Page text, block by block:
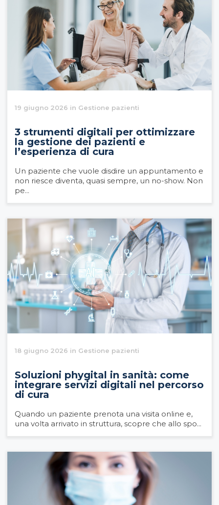
19 giugno 2026 in Gestione pazienti
3 strumenti digitali per ottimizzare
la gestione dei pazienti e
l’esperienza di cura
Un paziente che vuole disdire un appuntamento e
non riesce diventa, quasi sempre, un no-show. Non
pe...
18 giugno 2026 in Gestione pazienti
Soluzioni phygital in sanità: come
integrare servizi digitali nel percorso
di cura
Quando un paziente prenota una visita online e,
una volta arrivato in struttura, scopre che allo spo...